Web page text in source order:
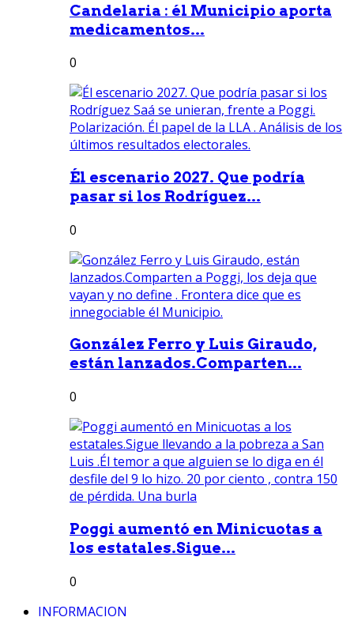
Candelaria : él Municipio aporta
medicamentos...
0
Él escenario 2027. Que podría
pasar si los Rodríguez...
0
González Ferro y Luis Giraudo,
están lanzados.Comparten...
0
Poggi aumentó en Minicuotas a
los estatales.Sigue...
0
INFORMACION